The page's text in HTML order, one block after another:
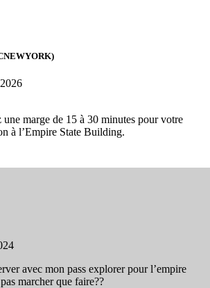
une marge de 15 à 30 minutes pour votre
à l’Empire State Building.
avec mon pass explorer pour l’empire
marcher que faire??